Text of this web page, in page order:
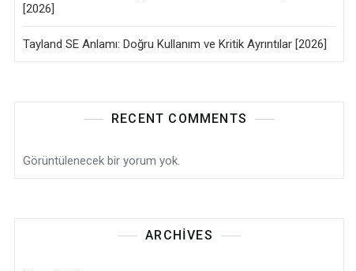
[2026]
Tayland SE Anlamı: Doğru Kullanım ve Kritik Ayrıntılar [2026]
RECENT COMMENTS
Görüntülenecek bir yorum yok.
ARCHIVES